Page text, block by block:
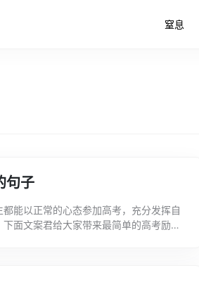
窒息
句子
能以正常的心态参加高考，充分发挥自
面文案君给大家带来最简单的高考励志